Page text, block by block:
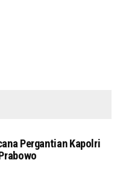
Pergantian Kapolri